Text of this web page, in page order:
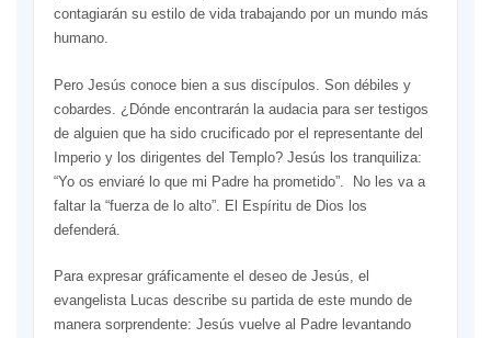
contagiarán su estilo de vida trabajando por un mundo más
humano.
Pero Jesús conoce bien a sus discípulos. Son débiles y
cobardes. ¿Dónde encontrarán la audacia para ser testigos
de alguien que ha sido crucificado por el representante del
Imperio y los dirigentes del Templo? Jesús los tranquiliza:
“Yo os enviaré lo que mi Padre ha prometido”. No les va a
faltar la “fuerza de lo alto”. El Espíritu de Dios los
defenderá.
Para expresar gráficamente el deseo de Jesús, el
evangelista Lucas describe su partida de este mundo de
manera sorprendente: Jesús vuelve al Padre levantando